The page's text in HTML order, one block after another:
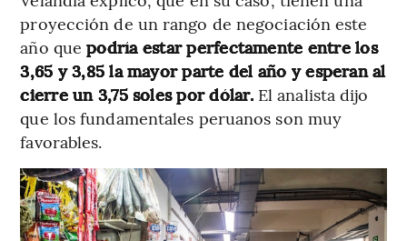
proyección de un rango de negociación este
año quepodría estar perfectamente entre los
3,65 y 3,85 la mayor parte del año y esperan al
cierre un 3,75 soles por dólar.El analista dijo
que los fundamentales peruanos son muy
favorables.